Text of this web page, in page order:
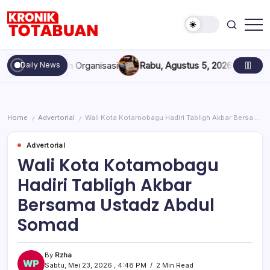
content
Totabuan
hari
ini
Kronik
Daily News
Organisasi Rabu, Agustus 5, 2026 , 11:44 AMAnak Kadis
Home / Advertorial / Wali Kota Kotamobagu Hadiri Tabligh Akbar Bersama Ustadz Abdul Somad
Advertorial
Wali Kota Kotamobagu
Hadiri Tabligh Akbar
Bersama Ustadz Abdul
Somad
By Rzha
Sabtu, Mei 23, 2026 , 4:48 PM
2 Min Read